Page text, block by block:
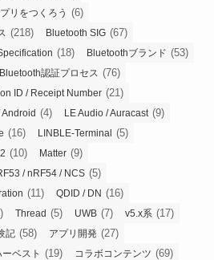
リをつくろう (6)
(218) Bluetooth SIG (67)
(18) Bluetoothブランド (53)
Bluetooth認証プロセス (76)
ID / Receipt Number (21)
(4) LE Audio / Auracast (9)
(16) LINBLE-Terminal (5)
(10) Matter (9)
/ nRF54 / NCS (5)
(11) QDID / DN (16)
Thread (5) UWB (7) v5.x系 (17)
記 (58) アプリ開発 (27)
ベスト (19) コラボコンテンツ (69)